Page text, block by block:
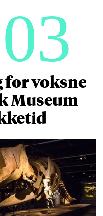
voksne
Museum